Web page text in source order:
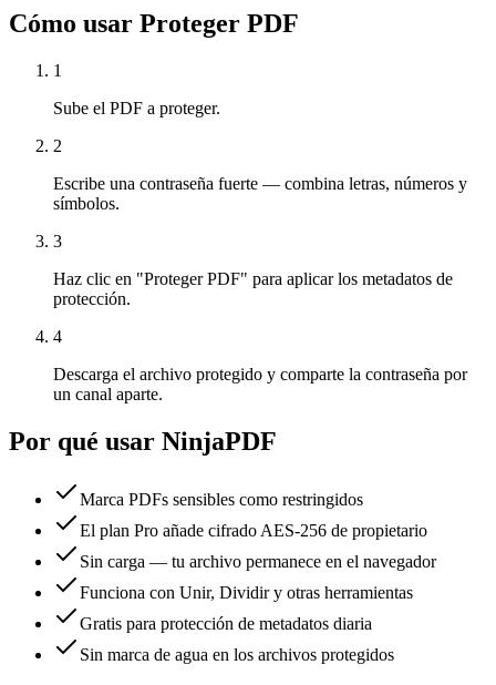
Cómo usar Proteger PDF
1
Sube el PDF a proteger.
2
Escribe una contraseña fuerte — combina letras, números y
símbolos.
3
Haz clic en "Proteger PDF" para aplicar los metadatos de
protección.
4
Descarga el archivo protegido y comparte la contraseña por
un canal aparte.
Por qué usar NinjaPDF
Marca PDFs sensibles como restringidos
El plan Pro añade cifrado AES-256 de propietario
Sin carga — tu archivo permanece en el navegador
Funciona con Unir, Dividir y otras herramientas
Gratis para protección de metadatos diaria
Sin marca de agua en los archivos protegidos